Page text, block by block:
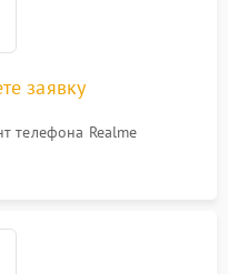
заявку
телефона Realme